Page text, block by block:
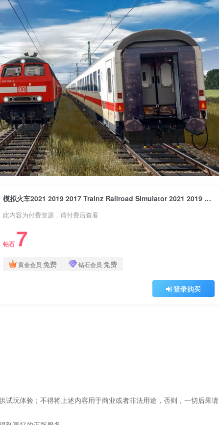
模拟火车2021 2019 2017 Trainz Railroad Simulator 2021 2019 2017
此内容为付费资源，请付费后查看
钻石 7
黄金会员 免费 钻石会员 免费
登录购买
试玩体验；不得将上述内容用于商业或者非法用途，否则，一切后果请